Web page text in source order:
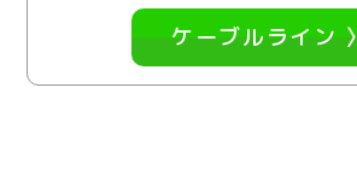
ケーブルライン 〉